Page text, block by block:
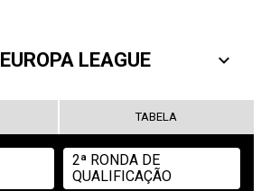
EUROPA LEAGUE
TABELA
2ª RONDA DE
QUALIFICAÇÃO